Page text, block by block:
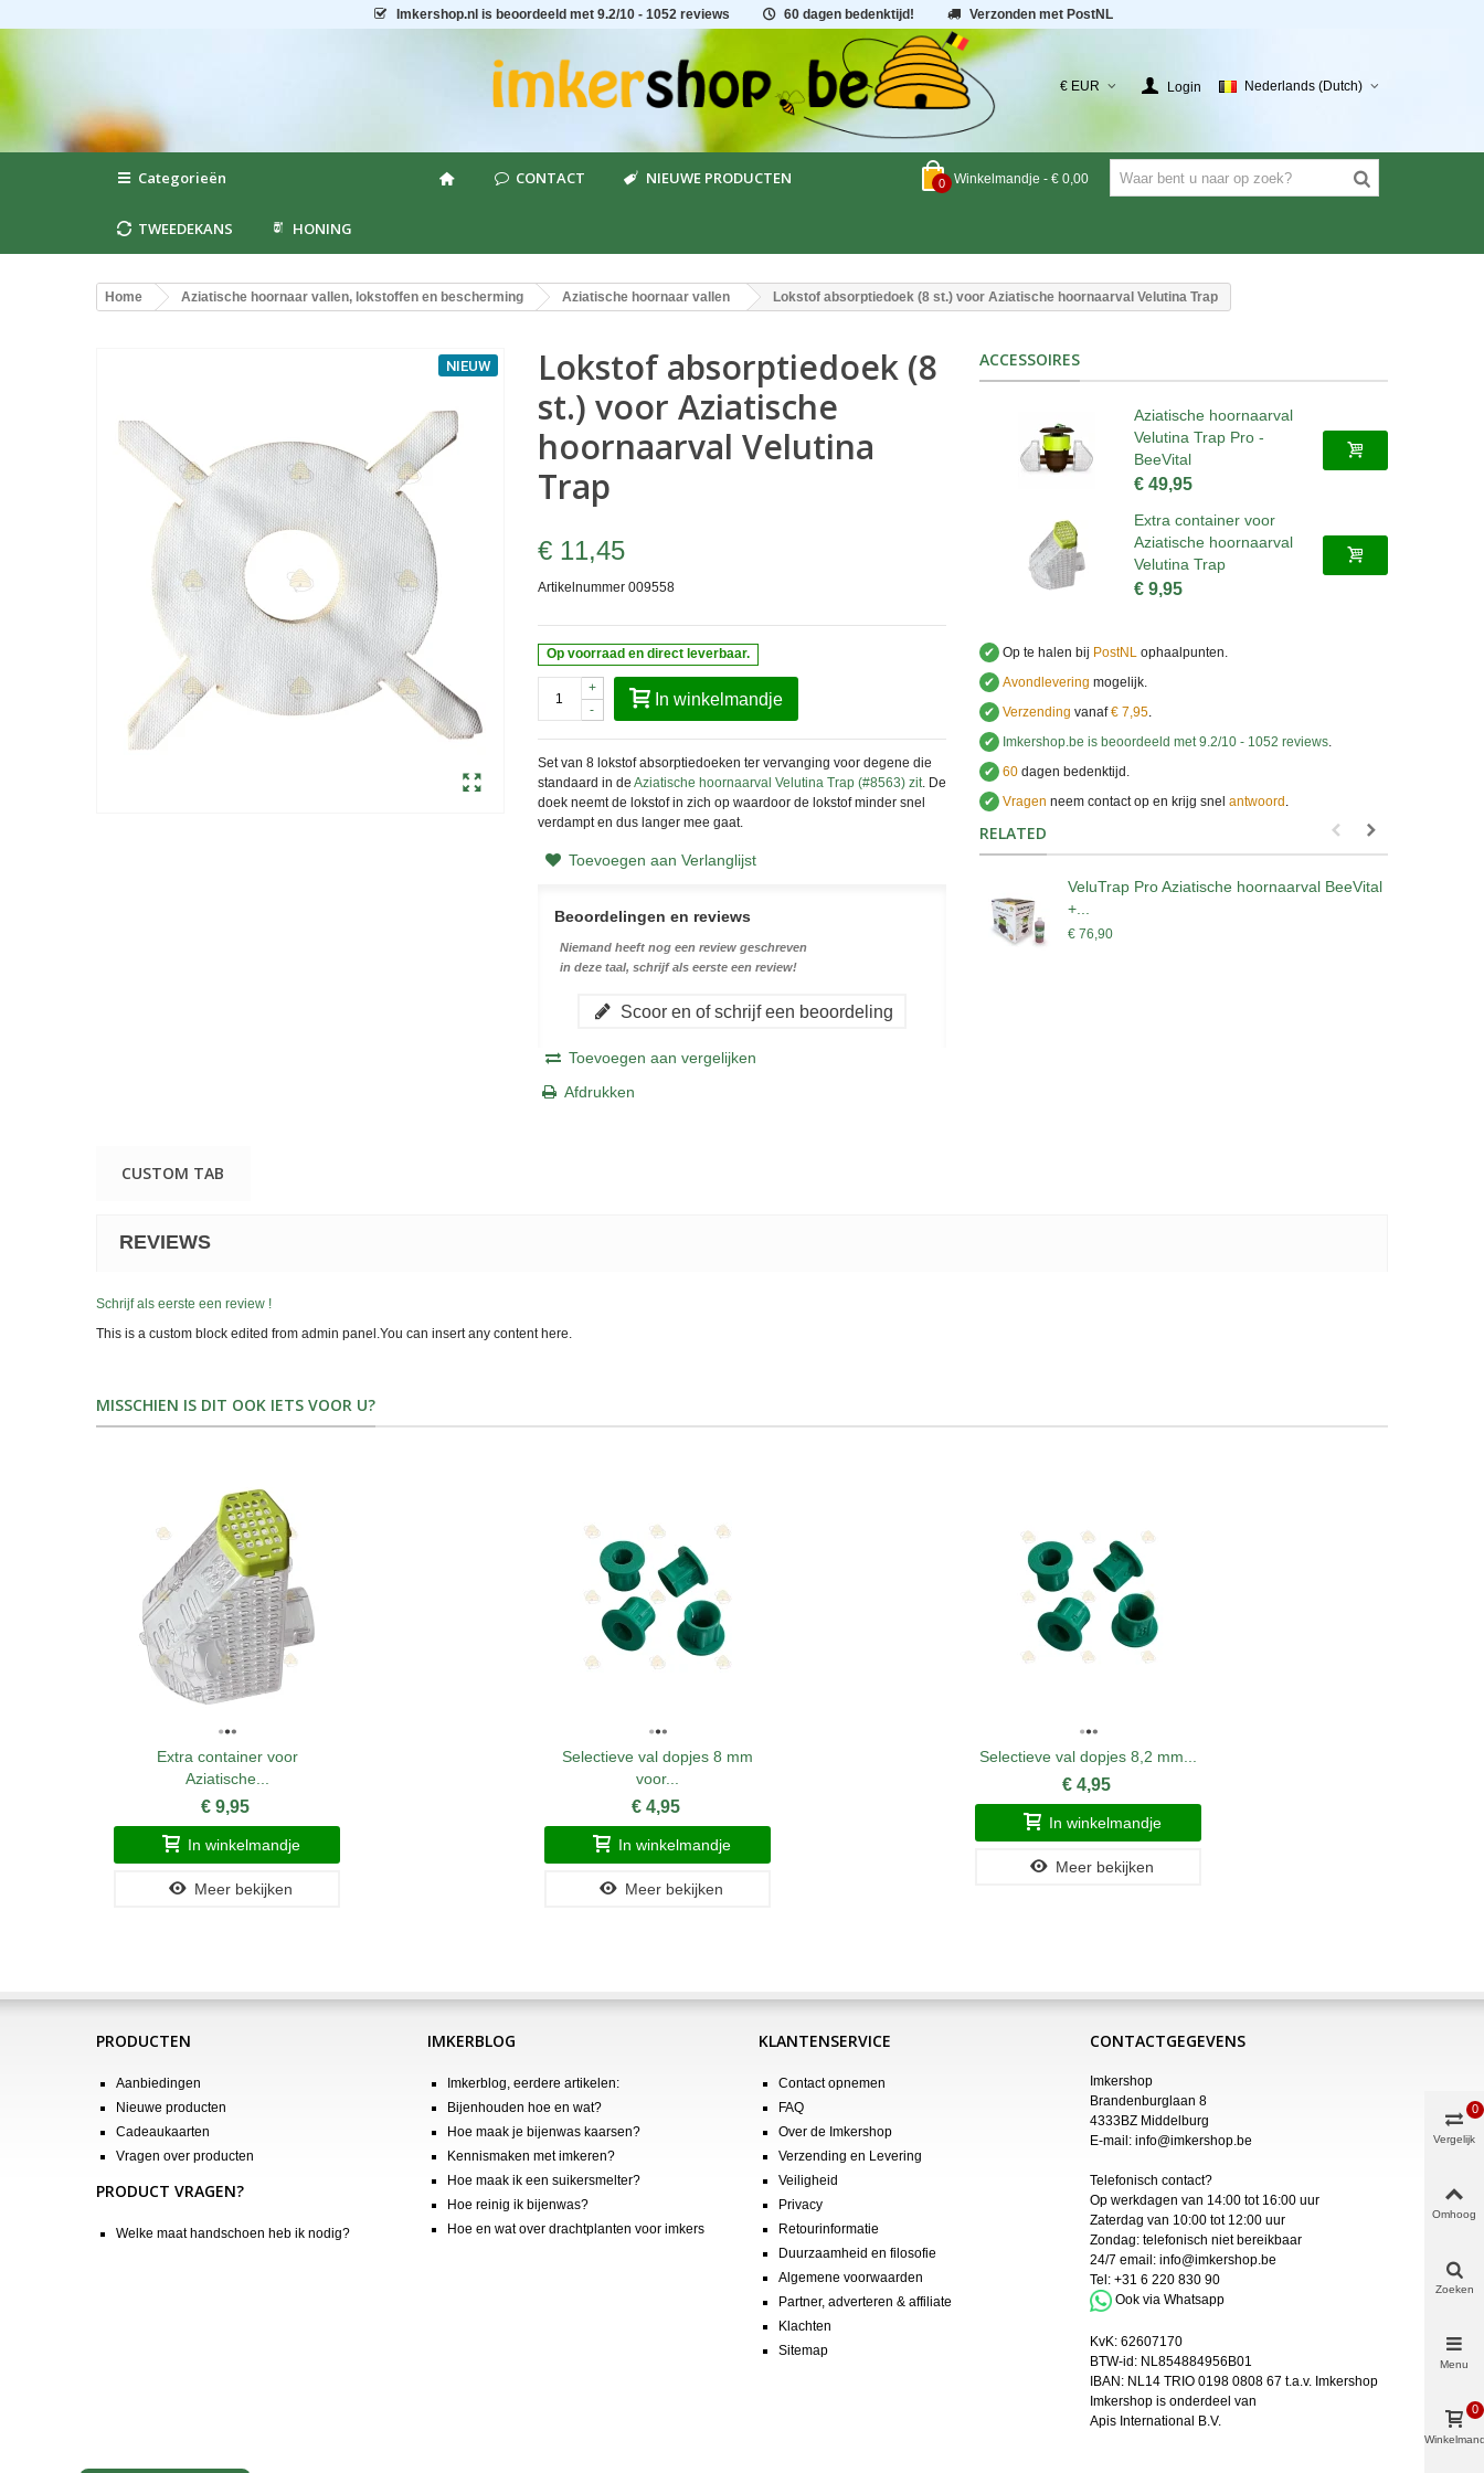
Imkershop.nl is beoordeeld met 9.2/10 - 1052 reviews 60 dagen bedenktijd! Verzonden met PostNL
€ EUR Login Nederlands (Dutch)
0 Winkelmandje - € 0,00
Categorieën CONTACT NIEUWE PRODUCTEN
TWEEDEKANS HONING
Home Aziatische hoornaar vallen, lokstoffen en bescherming Aziatische hoornaar vallen Lokstof absorptiedoek (8 st.) voor Aziatische hoornaarval Velutina Trap
NIEUW
Lokstof absorptiedoek (8
st.) voor Aziatische
hoornaarval Velutina
Trap
€ 11,45
Artikelnummer 009558
Op voorraad en direct leverbaar.
-
+
In winkelmandje
Set van 8 lokstof absorptiedoeken ter vervanging voor degene die
standaard in de Aziatische hoornaarval Velutina Trap (#8563) zit. De
doek neemt de lokstof in zich op waardoor de lokstof minder snel
verdampt en dus langer mee gaat.
Toevoegen aan Verlanglijst
Beoordelingen en reviews
Niemand heeft nog een review geschreven
in deze taal, schrijf als eerste een review!
Scoor en of schrijf een beoordeling
Toevoegen aan vergelijken
Afdrukken
ACCESSOIRES
Aziatische hoornaarval
Velutina Trap Pro -
BeeVital
€ 49,95
Extra container voor
Aziatische hoornaarval
Velutina Trap
€ 9,95
✔ Op te halen bij PostNLophaalpunten.
✔ Avondlevering mogelijk.
✔ Verzending vanaf€ 7,95.
✔
Imkershop.be is beoordeeld met9.2/10 -1052 reviews.
✔ 60dagen bedenktijd.
✔ Vragen neem contact op en krijg snel antwoord ..
RELATED
VeluTrap Pro Aziatische hoornaarval BeeVital
+...
€ 76,90
CUSTOM TAB
REVIEWS
Schrijf als eerste een review !
This is a custom block edited from admin panel.You can insert any content here.
MISSCHIEN IS DIT OOK IETS VOOR U?
Extra container voor
Aziatische...
€ 9,95
In winkelmandje
Meer bekijken
Selectieve val dopjes 8 mm
voor...
€ 4,95
In winkelmandje
Meer bekijken
Selectieve val dopjes 8,2 mm...
€ 4,95
In winkelmandje
Meer bekijken
PRODUCTEN
Aanbiedingen
Nieuwe producten
Cadeaukaarten
Vragen over producten
PRODUCT VRAGEN?
Welke maat handschoen heb ik nodig?
IMKERBLOG
Imkerblog, eerdere artikelen:
Bijenhouden hoe en wat?
Hoe maak je bijenwas kaarsen?
Kennismaken met imkeren?
Hoe maak ik een suikersmelter?
Hoe reinig ik bijenwas?
Hoe en wat over drachtplanten voor imkers
KLANTENSERVICE
Contact opnemen
FAQ
Over de Imkershop
Verzending en Levering
Veiligheid
Privacy
Retourinformatie
Duurzaamheid en filosofie
Algemene voorwaarden
Partner, adverteren & affiliate
Klachten
Sitemap
CONTACTGEGEVENS
Imkershop
Brandenburglaan 8
4333BZ Middelburg
E-mail: info@imkershop.be
Telefonisch contact?
Op werkdagen van 14:00 tot 16:00 uur
Zaterdag van 10:00 tot 12:00 uur
Zondag: telefonisch niet bereikbaar
24/7 email: info@imkershop.be
Tel: +31 6 220 830 90
Ook via Whatsapp
KvK: 62607170
BTW-id: NL854884956B01
IBAN: NL14 TRIO 0198 0808 67 t.a.v. Imkershop
Imkershop is onderdeel van
Apis International B.V.
Vergelijk
0
Omhoog
Zoeken
Menu
0